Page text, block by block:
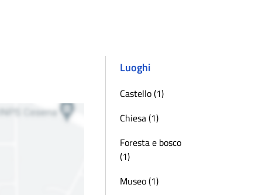
Luoghi
Castello (1)
Chiesa (1)
Foresta e bosco
(1)
Museo (1)